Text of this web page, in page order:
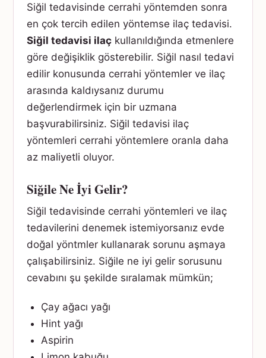
Siğil tedavisinde cerrahi yöntemden sonra
en çok tercih edilen yöntemse ilaç tedavisi.
Siğil tedavisi ilaç kullanıldığında etmenlere
göre değişiklik gösterebilir. Siğil nasıl tedavi
edilir konusunda cerrahi yöntemler ve ilaç
arasında kaldıysanız durumu
değerlendirmek için bir uzmana
başvurabilirsiniz. Siğil tedavisi ilaç
yöntemleri cerrahi yöntemlere oranla daha
az maliyetli oluyor.
Siğile Ne İyi Gelir?
Siğil tedavisinde cerrahi yöntemleri ve ilaç
tedavilerini denemek istemiyorsanız evde
doğal yöntmler kullanarak sorunu aşmaya
çalışabilirsiniz. Siğile ne iyi gelir sorusunu
cevabını şu şekilde sıralamak mümkün;
Çay ağacı yağı
Hint yağı
Aspirin